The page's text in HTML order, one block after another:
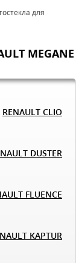
для
MEGANE
RENAULT CLIO
DUSTER
FLUENCE
KAPTUR